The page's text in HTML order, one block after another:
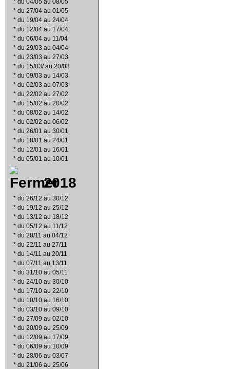
* du 04/05 au 08/05
* du 27/04 au 01/05
* du 19/04 au 24/04
* du 12/04 au 17/04
* du 06/04 au 11/04
* du 29/03 au 04/04
* du 23/03 au 27/03
* du 15/03/ au 20/03
* du 09/03 au 14/03
* du 02/03 au 07/03
* du 22/02 au 27/02
* du 15/02 au 20/02
* du 08/02 au 14/02
* du 02/02 au 06/02
* du 26/01 au 30/01
* du 18/01 au 24/01
* du 12/01 au 16/01
* du 05/01 au 10/01
2018
* du 26/12 au 30/12
* du 19/12 au 25/12
* du 13/12 au 18/12
* du 05/12 au 11/12
* du 28/11 au 04/12
* du 22/11 au 27/11
* du 14/11 au 20/11
* du 07/11 au 13/11
* du 31/10 au 05/11
* du 24/10 au 30/10
* du 17/10 au 22/10
* du 10/10 au 16/10
* du 03/10 au 09/10
* du 27/09 au 02/10
* du 20/09 au 25/09
* du 12/09 au 17/09
* du 06/09 au 10/09
* du 28/06 au 03/07
* du 21/06 au 25/06